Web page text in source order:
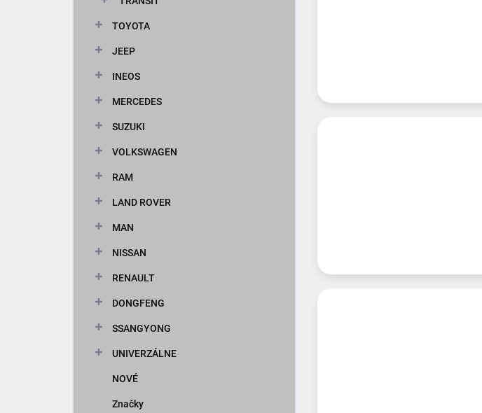
TOYOTA
JEEP
INEOS
MERCEDES
SUZUKI
VOLKSWAGEN
RAM
LAND ROVER
MAN
NISSAN
RENAULT
DONGFENG
SSANGYONG
UNIVERZÁLNE
NOVÉ
Značky